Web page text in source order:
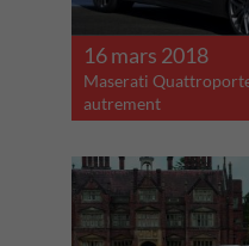
16 mars 2018
Maserati
autrement